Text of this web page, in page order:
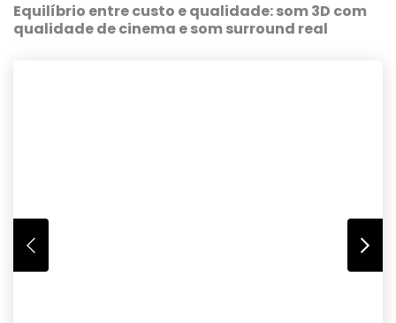
Equilíbrio entre custo e qualidade: som 3D com
qualidade de cinema e som surround real